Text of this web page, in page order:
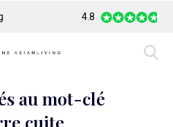
Safe Payment
4.8
au mot-clé
cuite